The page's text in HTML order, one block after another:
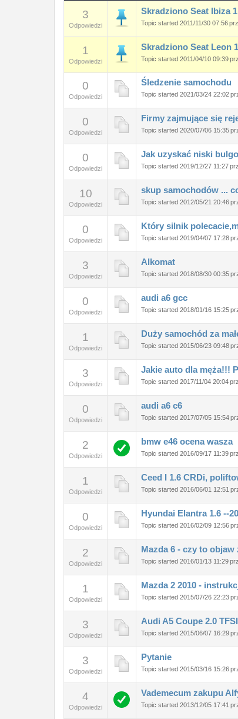
3
Odpowiedzi
Skradziono Seat Ibiza
Topic started 2011/11/30 07:56
1
Odpowiedzi
Skradziono Seat Leon
Topic started 2011/04/10 09:39
0
Odpowiedzi
Śledzenie samochodu
Topic started 2021/03/24 22:02
0
Odpowiedzi
Firmy zajmujące się
Topic started 2020/07/06 15:35
0
Odpowiedzi
Jak uzyskać niski
Topic started 2019/12/27 11:27
10
Odpowiedzi
skup samochodów ...
Topic started 2012/05/21 20:46
0
Odpowiedzi
Który silnik
Topic started 2019/04/07 17:28
3
Odpowiedzi
Alkomat
Topic started 2018/08/30 00:35
0
Odpowiedzi
audi a6 gcc
Topic started 2018/01/16 15:25
1
Odpowiedzi
Duży samochód za
Topic started 2015/06/23 09:48
3
Odpowiedzi
Jakie auto dla męża!!!
Topic started 2017/11/04 20:04
0
Odpowiedzi
audi a6 c6
Topic started 2017/07/05 15:54
2
Odpowiedzi
bmw e46 ocena wasza
Topic started 2016/09/17 11:39
1
Odpowiedzi
Ceed I 1.6 CRDi,
Topic started 2016/06/01 12:51
0
Odpowiedzi
Hyundai Elantra 1.6 --
Topic started 2016/02/09 12:56
2
Odpowiedzi
Mazda 6 - czy to
Topic started 2016/01/13 11:29
1
Odpowiedzi
Mazda 2 2010 -
Topic started 2015/07/26 22:23
3
Odpowiedzi
Audi A5 Coupe 2.0
Topic started 2015/06/07 16:29
3
Odpowiedzi
Pytanie
Topic started 2015/03/16 15:26
4
Odpowiedzi
Vademecum zakupu
Topic started 2013/12/05 17:41